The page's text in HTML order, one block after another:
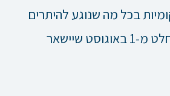
בכל מה שנוגע להיתרים
ותב”עות (קיפאון מוחלט מ-1 באוגוסט שיישאר